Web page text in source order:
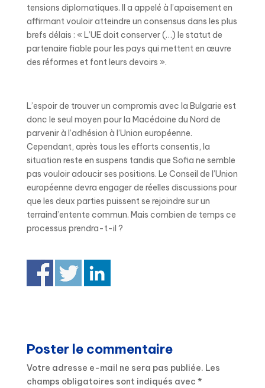
tensions diplomatiques. Il a appelé à l’apaisement en
affirmant vouloir atteindre un consensus dans les plus
brefs délais : « L’UE doit conserver (…) le statut de
partenaire fiable pour les pays qui mettent en œuvre
des réformes et font leurs devoirs ».
L’espoir de trouver un compromis avec la Bulgarie est
donc le seul moyen pour la Macédoine du Nord de
parvenir à l’adhésion à l’Union européenne.
Cependant, après tous les efforts consentis, la
situation reste en suspens tandis que Sofia ne semble
pas vouloir adoucir ses positions. Le Conseil de l’Union
européenne devra engager de réelles discussions pour
que les deux parties puissent se rejoindre sur un
terraind’entente commun. Mais combien de temps ce
processus prendra-t-il ?
Poster le commentaire
Votre adresse e-mail ne sera pas publiée. Les
champs obligatoires sont indiqués avec *